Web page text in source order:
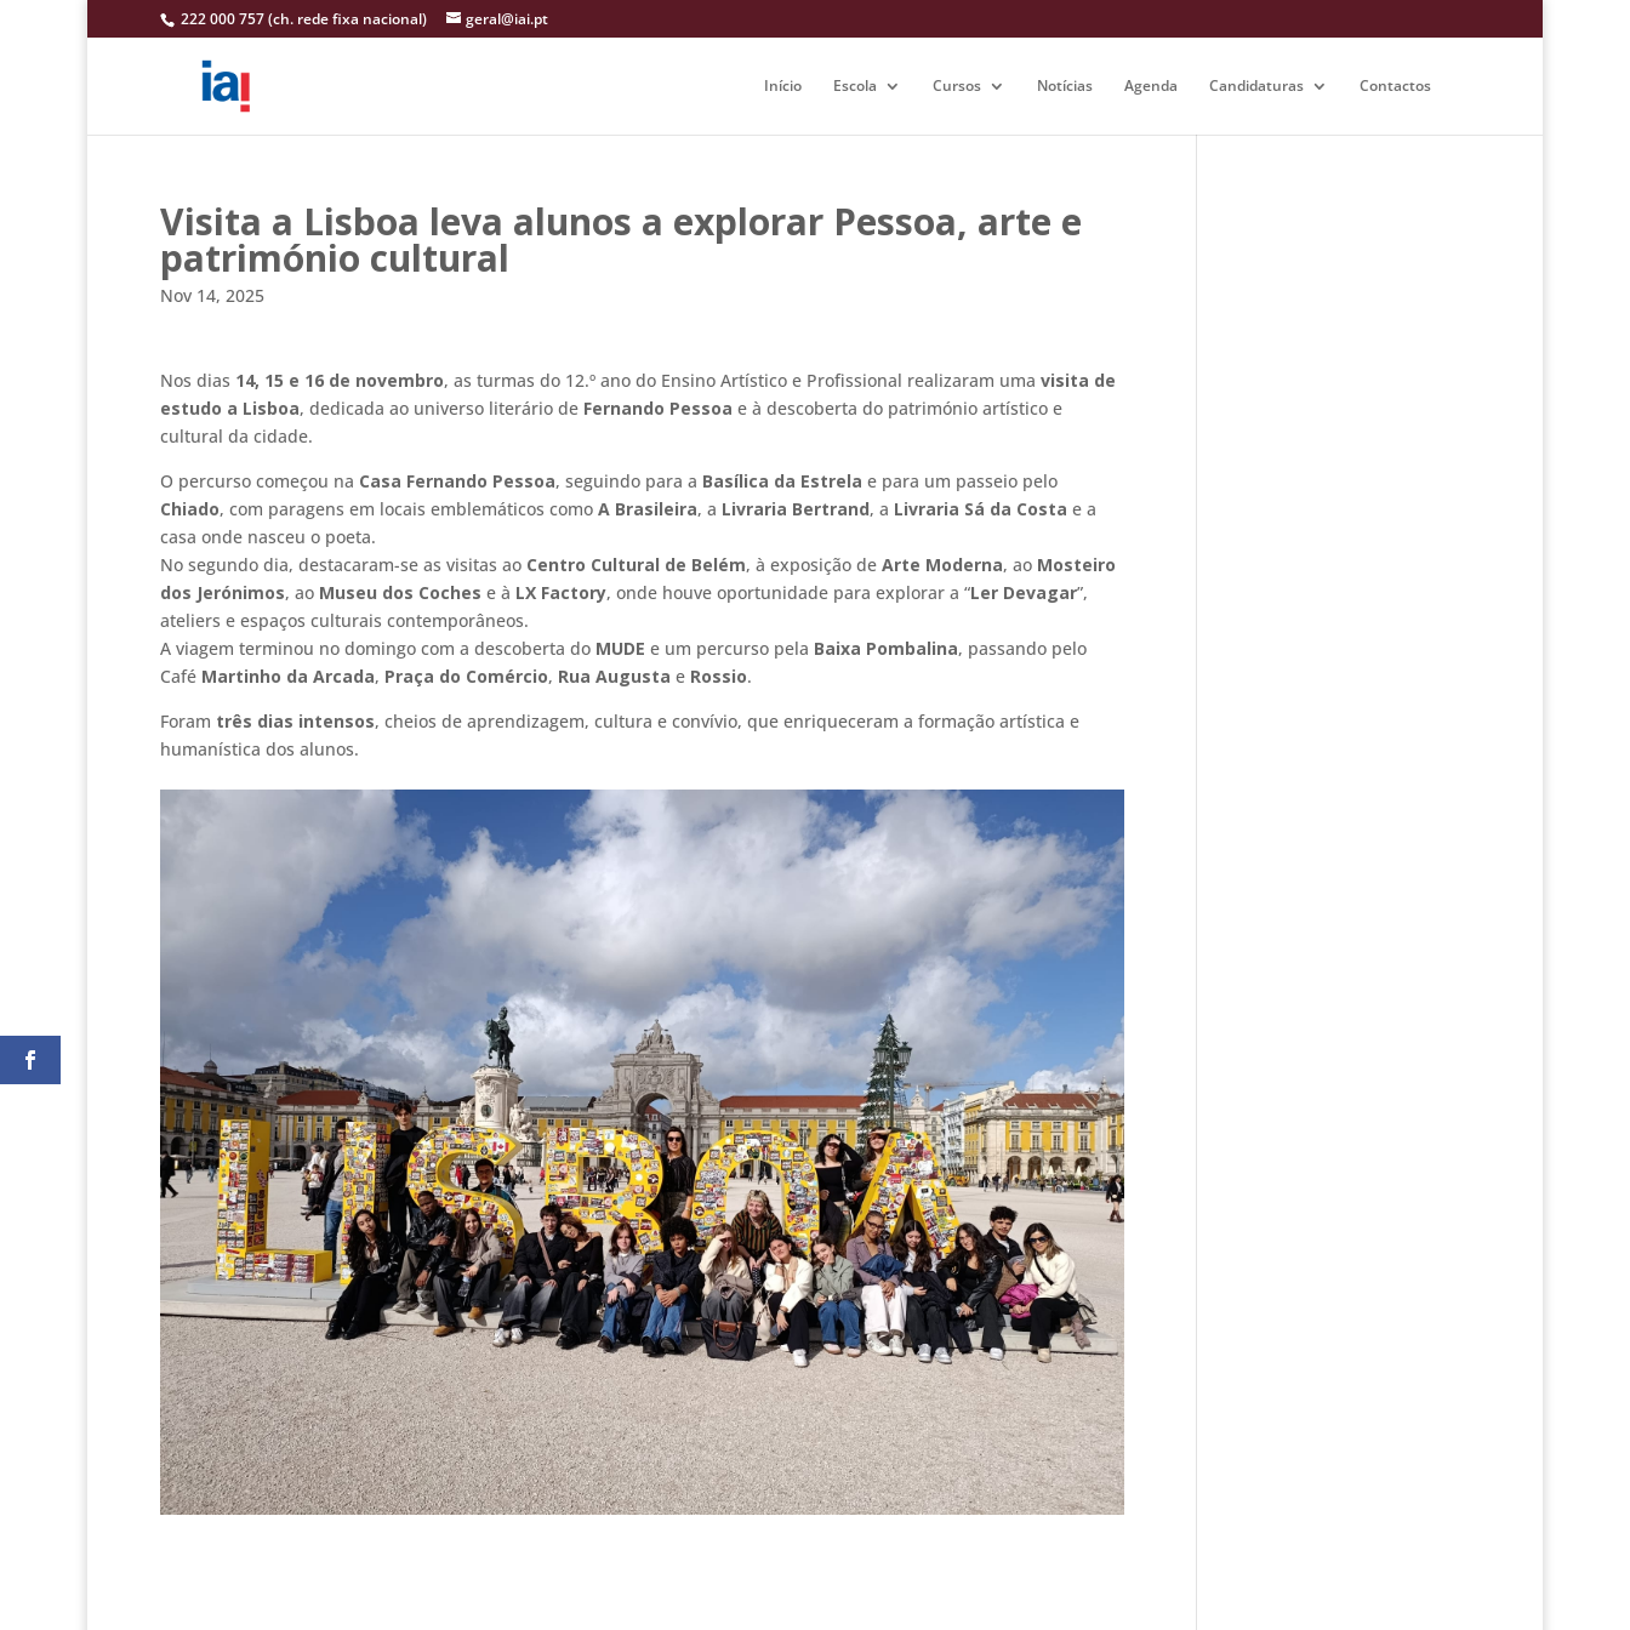
222 000 757 (ch. rede fixa nacional) geral@iai.pt
Início Escola Cursos Notícias Agenda Candidaturas Contactos
Visita a Lisboa leva alunos a explorar Pessoa, arte e
património cultural
Nov 14, 2025
Nos dias 14, 15 e 16 de novembro, as turmas do 12.º ano do Ensino Artístico e Profissional realizaram uma visita de
estudo a Lisboa, dedicada ao universo literário de Fernando Pessoa e à descoberta do património artístico e
cultural da cidade.
O percurso começou na Casa Fernando Pessoa, seguindo para a Basílica da Estrela e para um passeio pelo
Chiado, com paragens em locais emblemáticos como A Brasileira, a Livraria Bertrand, a Livraria Sá da Costa e a
casa onde nasceu o poeta.
No segundo dia, destacaram-se as visitas ao Centro Cultural de Belém, à exposição de Arte Moderna, ao Mosteiro
dos Jerónimos, ao Museu dos Coches e à LX Factory, onde houve oportunidade para explorar a “Ler Devagar”,
ateliers e espaços culturais contemporâneos.
A viagem terminou no domingo com a descoberta do MUDE e um percurso pela Baixa Pombalina, passando pelo
Café Martinho da Arcada, Praça do Comércio, Rua Augusta e Rossio.
Foram três dias intensos, cheios de aprendizagem, cultura e convívio, que enriqueceram a formação artística e
humanística dos alunos.